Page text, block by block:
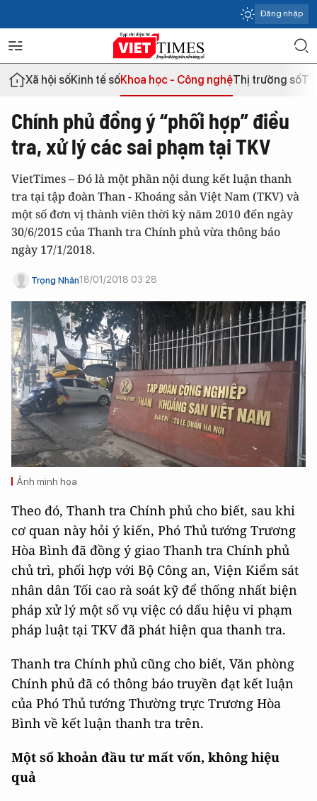
Đăng nhập
Xã hội sốKinh tế sốKhoa học - Công nghệThị trường số
Chính phủ đồng ý “phối hợp” điều
tra, xử lý các sai phạm tại TKV
VietTimes – Đó là một phần nội dung kết luận thanh
tra tại tập đoàn Than - Khoáng sản Việt Nam (TKV) và
một số đơn vị thành viên thời kỳ năm 2010 đến ngày
30/6/2015 của Thanh tra Chính phủ vừa thông báo
ngày 17/1/2018.
Trọng Nhân18/01/2018 03:28
Ảnh minh họa
Theo đó, Thanh tra Chính phủ cho biết, sau khi
cơ quan này hỏi ý kiến, Phó Thủ tướng Trương
Hòa Bình đã đồng ý giao Thanh tra Chính phủ
chủ trì, phối hợp với Bộ Công an, Viện Kiểm sát
nhân dân Tối cao rà soát kỹ để thống nhất biện
pháp xử lý một số vụ việc có dấu hiệu vi phạm
pháp luật tại TKV đã phát hiện qua thanh tra.
Thanh tra Chính phủ cũng cho biết, Văn phòng
Chính phủ đã có thông báo truyền đạt kết luận
của Phó Thủ tướng Thường trực Trương Hòa
Bình về kết luận thanh tra trên.
Một số khoản đầu tư mất vốn, không hiệu
quả